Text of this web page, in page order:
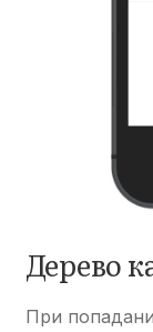
Дерево
При